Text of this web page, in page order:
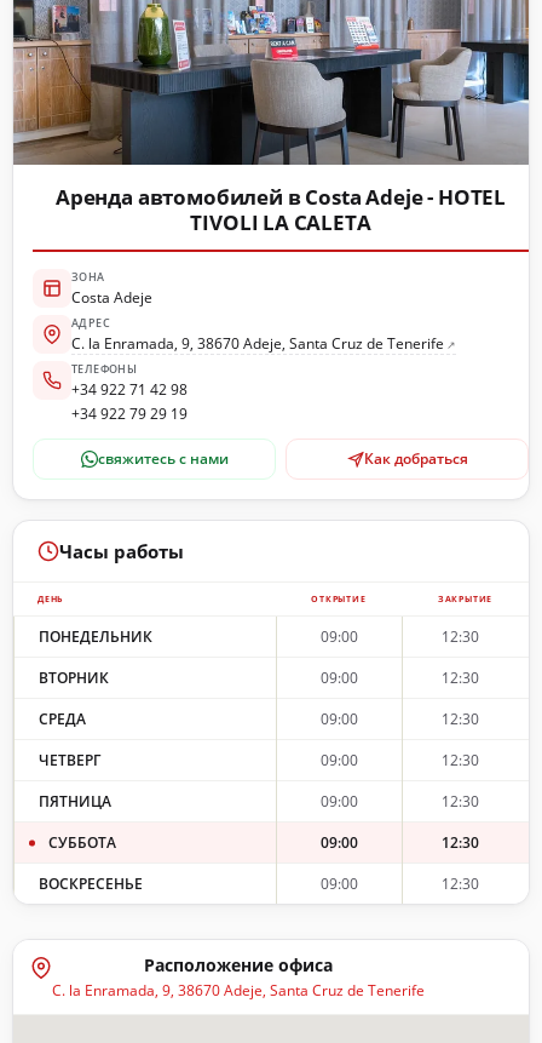
Аренда автомобилей в Costa Adeje - HOTEL
TIVOLI LA CALETA
ЗОНА
Costa Adeje
АДРЕС
C. la Enramada, 9, 38670 Adeje, Santa Cruz de Tenerife
ТЕЛЕФОНЫ
+34 922 71 42 98
+34 922 79 29 19
свяжитесь с нами Как добраться
Часы работы
ДЕНЬ ОТКРЫТИЕ ЗАКРЫТИЕ
ПОНЕДЕЛЬНИК 09:00
12:30
ВТОРНИК
09:00
12:30
СРЕДА
09:00
12:30
ЧЕТВЕРГ
09:00
12:30
ПЯТНИЦА
09:00
12:30
СУББОТА
09:00
12:30
ВОСКРЕСЕНЬЕ
09:00 12:30
Расположение офиса
C. la Enramada, 9, 38670 Adeje, Santa Cruz de Tenerife